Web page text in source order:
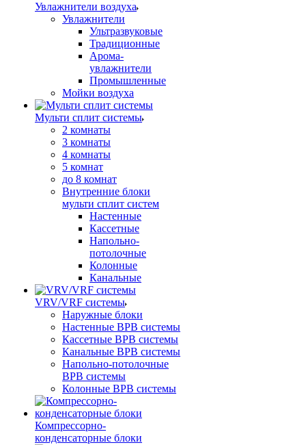
Увлажнители воздуха
Увлажнители
Ультразвуковые
Традиционные
Арома-
увлажнители
Промышленные
Мойки воздуха
Мульти сплит системы
2 комнаты
3 комнаты
4 комнаты
5 комнат
до 8 комнат
Внутренние блоки
мульти сплит систем
Настенные
Кассетные
Напольно-
потолочные
Колонные
Канальные
VRV/VRF системы
Наружные блоки
Настенные ВРВ системы
Кассетные ВРВ системы
Канальные ВРВ системы
Напольно-потолочные
ВРВ системы
Колонные ВРВ системы
Компрессорно-
конденсаторные блоки